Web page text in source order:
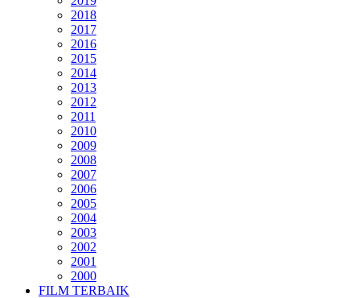
2018
2017
2016
2015
2014
2013
2012
2011
2010
2009
2008
2007
2006
2005
2004
2003
2002
2001
2000
FILM TERBAIK